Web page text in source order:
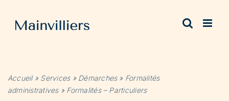
contenu
Accueil» Services» Démarches» Formalités
administratives» Formalités – Particuliers